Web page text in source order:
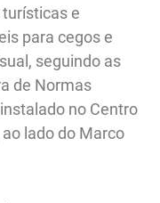
e
para cegos e
seguindo as
de Normas
no Centro
lado do Marco